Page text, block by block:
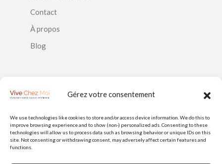
Gérez votre consentement
We use technologies like cookies to store and/or access device information. We do this to
improve browsing experience and to show (non-) personalized ads. Consenting to these
technologies will allow us to process data such as browsing behavior or unique IDs on this
site. Not consenting or withdrawing consent, may adversely affect certain features and
functions.
Contact
À propos
Blog
PAIEMENTS